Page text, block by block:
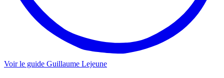
Voir le guide Guillaume Lejeune